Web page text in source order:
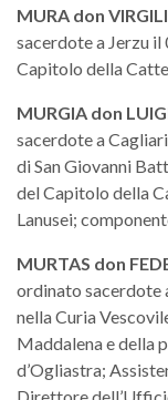
MURA don
sacerdote a Jerzu
Capitolo della
MURGIA don
sacerdote a
di San Giovanni
del Capitolo della
Lanusei;
MURTAS don
ordinato sacerdote
nella Curia
Maddalena e della
d’Ogliastra;